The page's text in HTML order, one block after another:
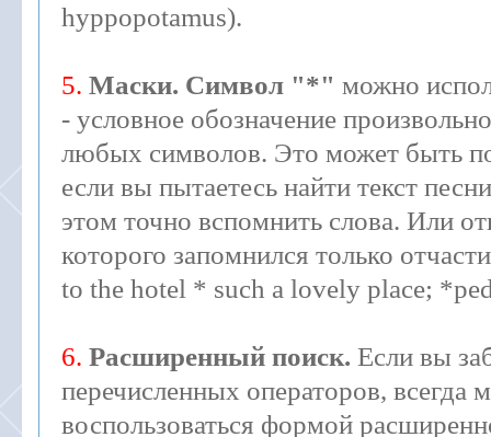
hyppopotamus).
5. Маски. Символ "*" можно
- условное обозначение
любых символов. Это может быть
если вы пытаетесь найти текст
этом точно вспомнить слова. Или
которого запомнился только
to the hotel * such a lovely place;
6. Расширенный поиск. Если вы
перечисленных операторов, всегда
воспользоваться формой